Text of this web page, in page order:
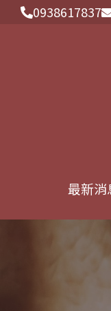
0938617837
最新消
0938617837
最新消